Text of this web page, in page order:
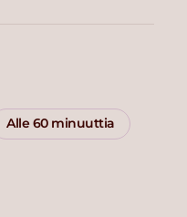
Alle 60 minuuttia